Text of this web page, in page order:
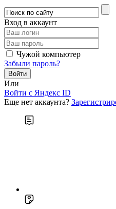
Вход в аккаунт
Чужой компьютер
Забыли пароль?
Или
Войти c Яндекс ID
Еще нет аккаунта?